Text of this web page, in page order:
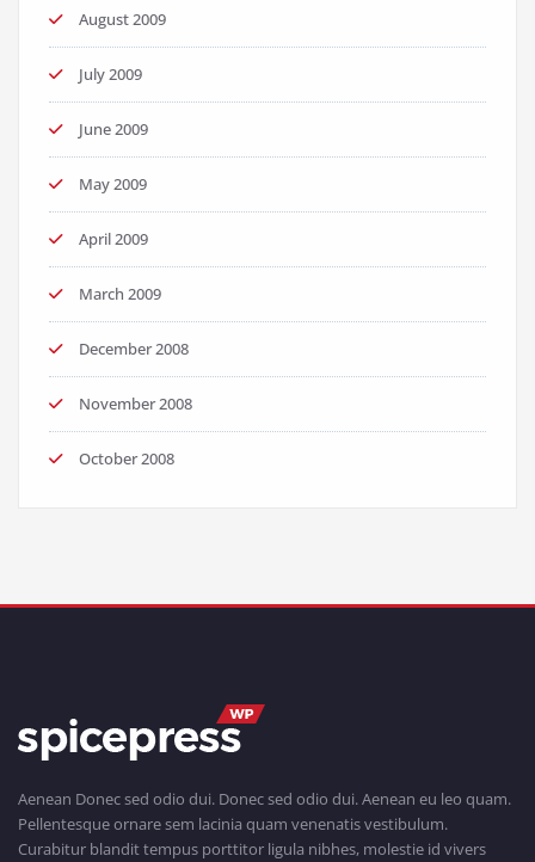
August 2009
July 2009
June 2009
May 2009
April 2009
March 2009
December 2008
November 2008
October 2008
Aenean Donec sed odio dui. Donec sed odio dui. Aenean eu leo quam.
Pellentesque ornare sem lacinia quam venenatis vestibulum.
Curabitur blandit tempus porttitor ligula nibhes, molestie id vivers